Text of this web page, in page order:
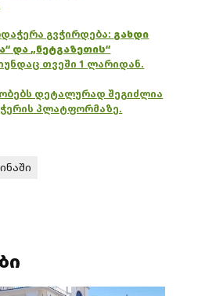
გვჭირდება: გახდი
და „ნეტგაზეთის“
თვეში 1 ლარიდან.
დეტალურად შეგიძლია
პლატფორმაზე.